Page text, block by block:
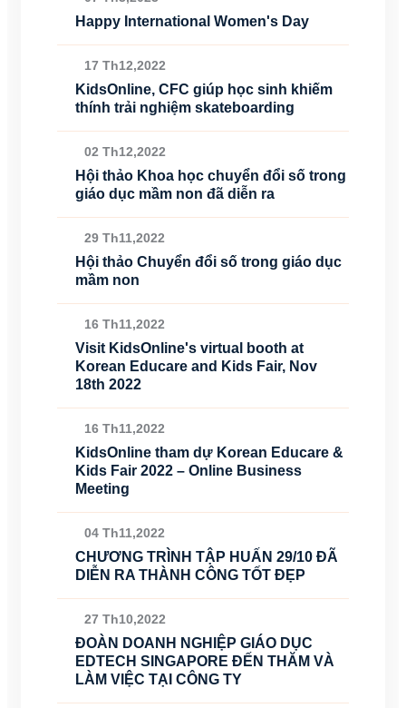
Happy International Women's Day
17 Th12,2022
KidsOnline, CFC giúp học sinh khiếm
thính trải nghiệm skateboarding
02 Th12,2022
Hội thảo Khoa học chuyển đổi số trong
giáo dục mầm non đã diễn ra
29 Th11,2022
Hội thảo Chuyển đổi số trong giáo dục
mầm non
16 Th11,2022
Visit KidsOnline's virtual booth at
Korean Educare and Kids Fair, Nov
18th 2022
16 Th11,2022
KidsOnline tham dự Korean Educare &
Kids Fair 2022 – Online Business
Meeting
04 Th11,2022
CHƯƠNG TRÌNH TẬP HUẤN 29/10 ĐÃ
DIỄN RA THÀNH CÔNG TỐT ĐẸP
27 Th10,2022
ĐOÀN DOANH NGHIỆP GIÁO DỤC
EDTECH SINGAPORE ĐẾN THĂM VÀ
LÀM VIỆC TẠI CÔNG TY